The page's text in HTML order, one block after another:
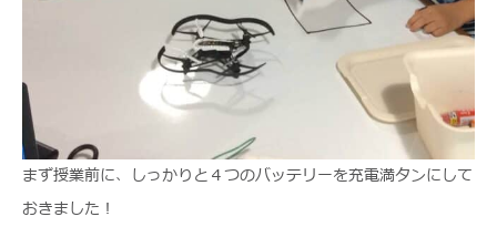
まず授業前に、しっかりと４つのバッテリーを充電満タンにして
おきました！